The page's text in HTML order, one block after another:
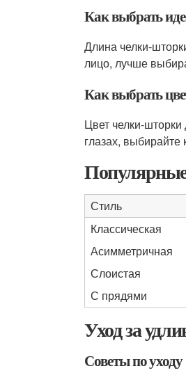
Как выбрать
Длина челки-
лицо, лучше
Как выбрать
Цвет челки-
глазах, выбирайте
Стиль
Классическая
Асимметричная
Слоистая
С прядями
Уход за
Советы по уходу